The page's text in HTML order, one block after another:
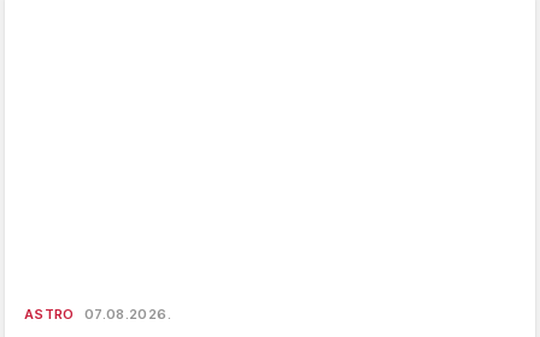
ASTRO 07.08.2026.